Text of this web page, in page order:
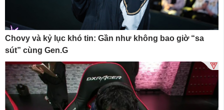
Chovy và kỷ lục khó tin: Gần như không bao giờ “sa
sút” cùng Gen.G